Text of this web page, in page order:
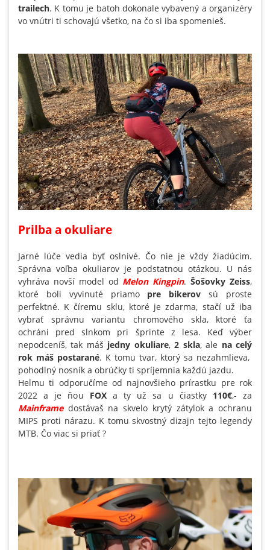
trailech. K tomu je batoh dokonale vybavený a organizéry
vo vnútri ti schovajú všetko, na čo si iba spomenieš.
Prilba a okuliare
Jarné lúče vedia byť oslnivé. Čo nie je vždy žiadúcim.
Správna voľba okuliarov je podstatnou otázkou. U nás
vyhráva novší model od Melon Kingpin.Šošovky Zeiss,
ktoré boli vyvinuté priamopre bikerov sú proste
perfektné. K číremu sklu, ktoré je zdarma, stačí už iba
vybrať správnu variantu chromového skla, ktoré ťa
ochráni pred slnkom pri šprinte z lesa. Keď výber
nepodceníš, tak máš jedny okuliare,2 skla, ale na celý
rok máš postarané. K tomu tvar, ktorý sa nezahmlieva,
pohodlný nosník a obrúčky ti spríjemnia každú jazdu.
Helmu ti odporučíme od najnovšieho prírastku pre rok
2022 a je ňou FOXa ty už sa u čiastky 110€,- za
Mainframe dostávaš na skvelo krytý zátylok a ochranu
MIPS proti nárazu. K tomu skvostný dizajn tejto legendy
MTB. Čo viac si priať ?